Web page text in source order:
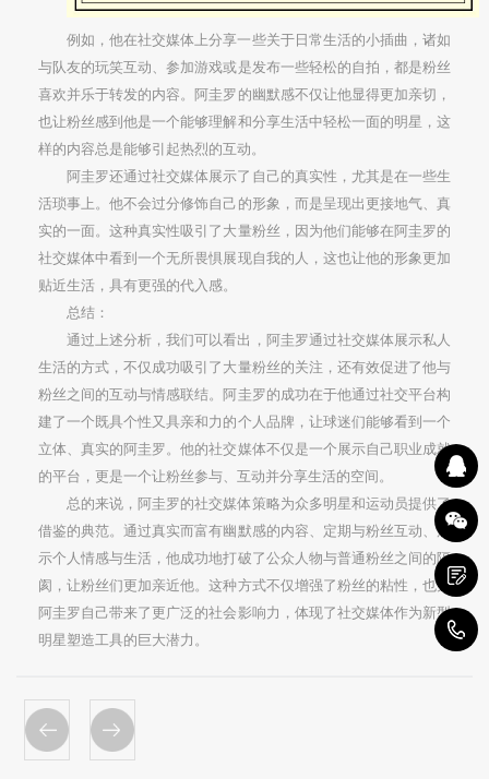
例如，他在社交媒体上分享一些关于日常生活的小插曲，诸如
与队友的玩笑互动、参加游戏或是发布一些轻松的自拍，都是粉丝
喜欢并乐于转发的内容。阿圭罗的幽默感不仅让他显得更加亲切，
也让粉丝感到他是一个能够理解和分享生活中轻松一面的明星，这
样的内容总是能够引起热烈的互动。
阿圭罗还通过社交媒体展示了自己的真实性，尤其是在一些生
活琐事上。他不会过分修饰自己的形象，而是呈现出更接地气、真
实的一面。这种真实性吸引了大量粉丝，因为他们能够在阿圭罗的
社交媒体中看到一个无所畏惧展现自我的人，这也让他的形象更加
贴近生活，具有更强的代入感。
总结：
通过上述分析，我们可以看出，阿圭罗通过社交媒体展示私人
生活的方式，不仅成功吸引了大量粉丝的关注，还有效促进了他与
粉丝之间的互动与情感联结。阿圭罗的成功在于他通过社交平台构
建了一个既具个性又具亲和力的个人品牌，让球迷们能够看到一个
立体、真实的阿圭罗。他的社交媒体不仅是一个展示自己职业成就
的平台，更是一个让粉丝参与、互动并分享生活的空间。
总的来说，阿圭罗的社交媒体策略为众多明星和运动员提供了
借鉴的典范。通过真实而富有幽默感的内容、定期与粉丝互动、展
示个人情感与生活，他成功地打破了公众人物与普通粉丝之间的隔
阂，让粉丝们更加亲近他。这种方式不仅增强了粉丝的粘性，也为
阿圭罗自己带来了更广泛的社会影响力，体现了社交媒体作为新型
明星塑造工具的巨大潜力。